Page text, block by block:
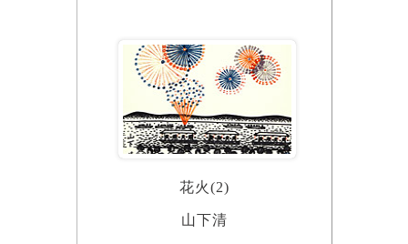
花火(2)
山下清